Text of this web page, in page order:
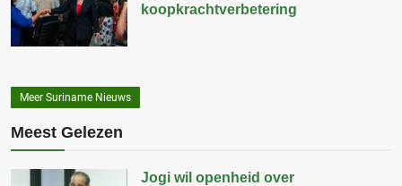
koopkrachtverbetering
Meer Suriname Nieuws
Meest Gelezen
Jogi wil openheid over